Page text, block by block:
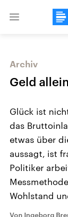
Close
Landtagswahl
Alle
Sachsen-Anhalt
September 2026
Bundesland von
Archiv
Geld
Glück ist
das
etwas über
aussagt, ist
Politiker
Wohlstand
Von Ingeborg